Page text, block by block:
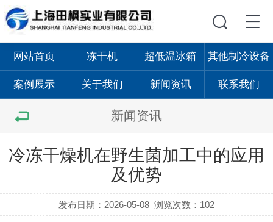
网站首页 冻干机 超低温冰箱 其他制冷设备
案例展示 关于我们 新闻资讯 联系我们
新闻资讯
冷冻干燥机在野生菌加工中的应用
及优势
发布日期：2026-05-08 浏览次数：102